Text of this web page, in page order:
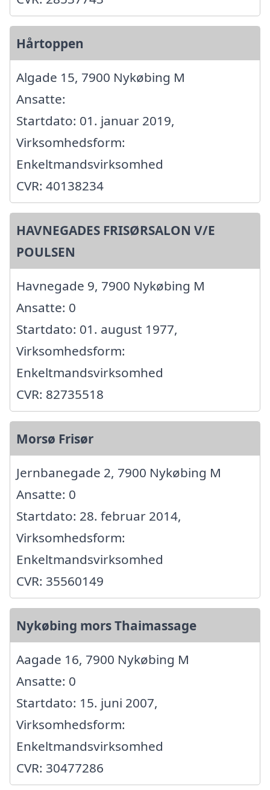
Hårtoppen
Algade 15, 7900 Nykøbing M
Ansatte:
Startdato: 01. januar 2019,
Virksomhedsform:
Enkeltmandsvirksomhed
CVR: 40138234
HAVNEGADES FRISØRSALON V/E
POULSEN
Havnegade 9, 7900 Nykøbing M
Ansatte: 0
Startdato: 01. august 1977,
Virksomhedsform:
Enkeltmandsvirksomhed
CVR: 82735518
Morsø Frisør
Jernbanegade 2, 7900 Nykøbing M
Ansatte: 0
Startdato: 28. februar 2014,
Virksomhedsform:
Enkeltmandsvirksomhed
CVR: 35560149
Nykøbing mors Thaimassage
Aagade 16, 7900 Nykøbing M
Ansatte: 0
Startdato: 15. juni 2007,
Virksomhedsform:
Enkeltmandsvirksomhed
CVR: 30477286